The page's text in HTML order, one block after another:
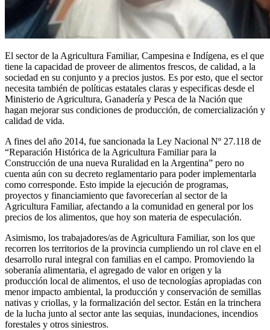
El sector de la Agricultura Familiar, Campesina e Indígena, es el que
tiene la capacidad de proveer de alimentos frescos, de calidad, a la
sociedad en su conjunto y a precios justos. Es por esto, que el sector
necesita también de políticas estatales claras y especificas desde el
Ministerio de Agricultura, Ganadería y Pesca de la Nación que
hagan mejorar sus condiciones de producción, de comercialización y
calidad de vida.
A fines del año 2014, fue sancionada la Ley Nacional Nº 27.118 de
“Reparación Histórica de la Agricultura Familiar para la
Construcción de una nueva Ruralidad en la Argentina” pero no
cuenta aún con su decreto reglamentario para poder implementarla
como corresponde. Esto impide la ejecución de programas,
proyectos y financiamiento que favorecerían al sector de la
Agricultura Familiar, afectando a la comunidad en general por los
precios de los alimentos, que hoy son materia de especulación.
Asimismo, los trabajadores/as de Agricultura Familiar, son los que
recorren los territorios de la provincia cumpliendo un rol clave en el
desarrollo rural integral con familias en el campo. Promoviendo la
soberanía alimentaria, el agregado de valor en origen y la
producción local de alimentos, el uso de tecnologías apropiadas con
menor impacto ambiental, la producción y conservación de semillas
nativas y criollas, y la formalización del sector. Están en la trinchera
de la lucha junto al sector ante las sequias, inundaciones, incendios
forestales y otros siniestros.